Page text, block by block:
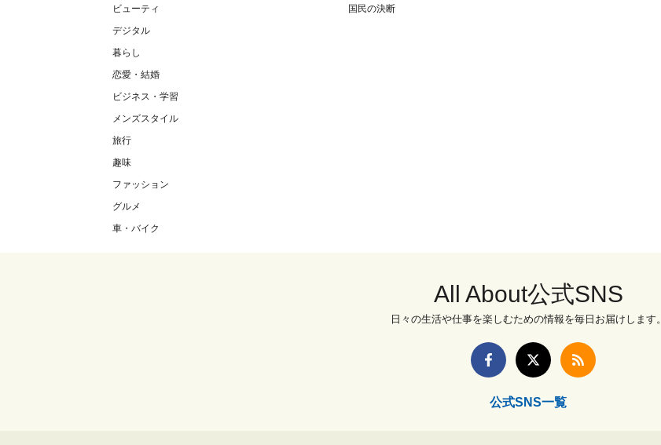
ビューティ
デジタル
暮らし
恋愛・結婚
ビジネス・学習
メンズスタイル
旅行
趣味
ファッション
グルメ
車・バイク
国民の決断
All About公式SNS
日々の生活や仕事を楽しむための情報を毎日お届けします。
公式SNS一覧